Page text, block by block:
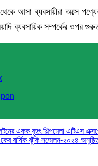
থেকে আসা ব্যবসায়ীরা অক্সে
ব্যবসায়িক সম্পর্কের ওপর
একক বৃহৎ শিল্পমেলা এটিএস
বার্ষিক ঝুঁকি সম্মেলন-২০২৪